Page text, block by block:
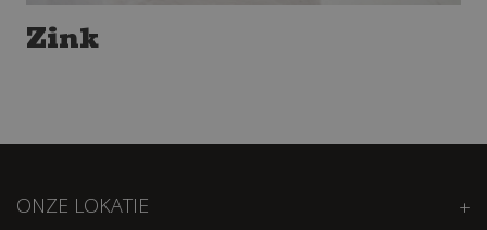
Zink
ONZE LOKATIE